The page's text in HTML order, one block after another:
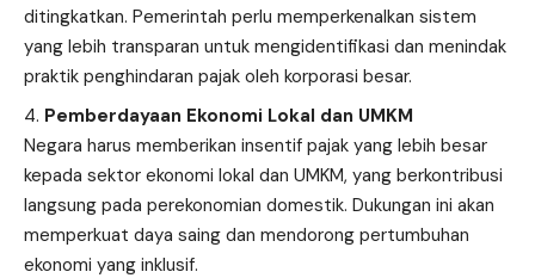
ditingkatkan. Pemerintah perlu memperkenalkan sistem
yang lebih transparan untuk mengidentifikasi dan menindak
praktik penghindaran pajak oleh korporasi besar.
Pemberdayaan Ekonomi Lokal dan UMKM
Negara harus memberikan insentif pajak yang lebih besar
kepada sektor ekonomi lokal dan UMKM, yang berkontribusi
langsung pada perekonomian domestik. Dukungan ini akan
memperkuat daya saing dan mendorong pertumbuhan
ekonomi yang inklusif.